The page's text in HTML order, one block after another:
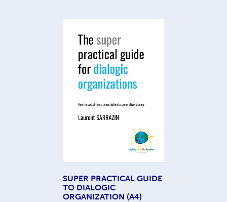
SUPER PRACTICAL GUIDE
TO DIALOGIC
ORGANIZATION (A4)